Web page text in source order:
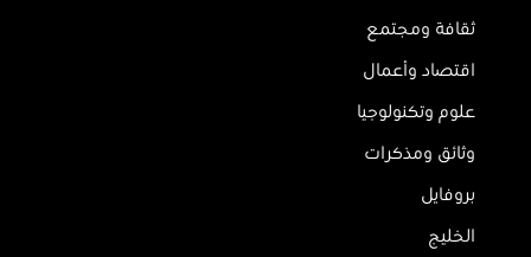
ثقافة ومجتمع
اقتصاد وأعمال
علوم وتكنولوجيا
وثائق ومذكرات
بروفايل
الخليج